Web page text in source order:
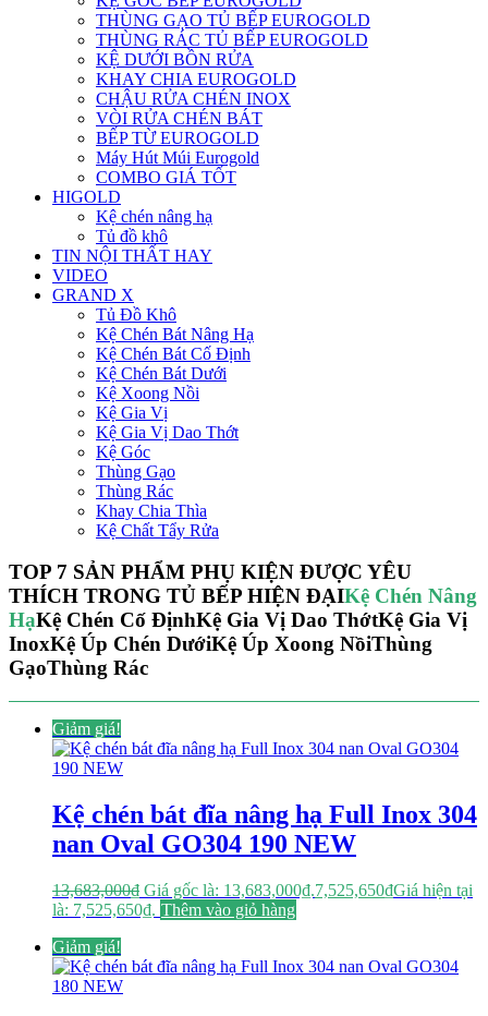
THÙNG GẠO TỦ BẾP EUROGOLD
THÙNG RÁC TỦ BẾP EUROGOLD
KỆ DƯỚI BỒN RỬA
KHAY CHIA EUROGOLD
CHẬU RỬA CHÉN INOX
VÒI RỬA CHÉN BÁT
BẾP TỪ EUROGOLD
Máy Hút Múi Eurogold
COMBO GIÁ TỐT
HIGOLD
Kệ chén nâng hạ
Tủ đồ khô
TIN NỘI THẤT HAY
VIDEO
GRAND X
Tủ Đồ Khô
Kệ Chén Bát Nâng Hạ
Kệ Chén Bát Cố Định
Kệ Chén Bát Dưới
Kệ Xoong Nồi
Kệ Gia Vị
Kệ Gia Vị Dao Thớt
Kệ Góc
Thùng Gạo
Thùng Rác
Khay Chia Thìa
Kệ Chất Tẩy Rửa
TOP 7 SẢN PHẨM PHỤ KIỆN ĐƯỢC YÊU
THÍCH TRONG TỦ BẾP HIỆN ĐẠIKệ Chén Nâng
HạKệ Chén Cố ĐịnhKệ Gia Vị Dao ThớtKệ Gia Vị
InoxKệ Úp Chén DướiKệ Úp Xoong NồiThùng
GạoThùng Rác
Giảm giá!
Kệ chén bát đĩa nâng hạ Full Inox 304
nan Oval GO304 190 NEW
13,683,000₫ Giá gốc là: 13,683,000₫.7,525,650₫Giá hiện tại
là: 7,525,650₫. Thêm vào giỏ hàng
Giảm giá!